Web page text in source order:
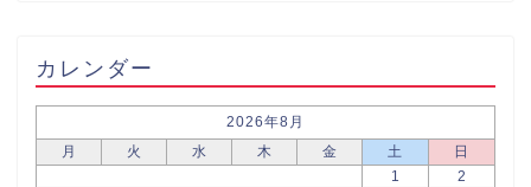
カレンダー
2026年8月
月
火 水 木 金 土
日
1
2